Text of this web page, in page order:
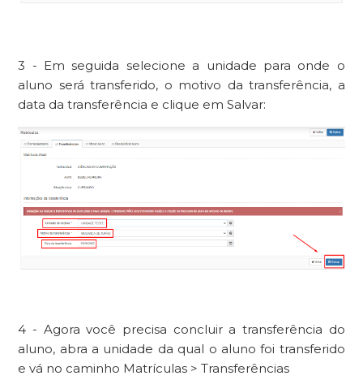
3 - Em seguida selecione a unidade para onde o
aluno será transferido, o motivo da transferência, a
data da transferência e clique em Salvar:
4 - Agora você precisa concluir a transferência do
aluno, abra a unidade da qual o aluno foi transferido
e vá no caminho Matrículas > Transferências